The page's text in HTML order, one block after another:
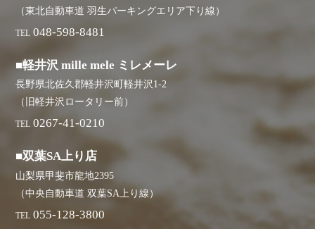
（東北自動車道 羽生パーキングエリア下り線）
TEL 048-598-8481
■軽井沢 mille mele ミレメーレ
長野県北佐久郡軽井沢町軽井沢1-2
（旧軽井沢ロータリー前）
TEL 0267-41-0210
■双葉SA上り店
山梨県甲斐市龍地2395
（中央自動車道 双葉SA上り線）
TEL 055-128-3800